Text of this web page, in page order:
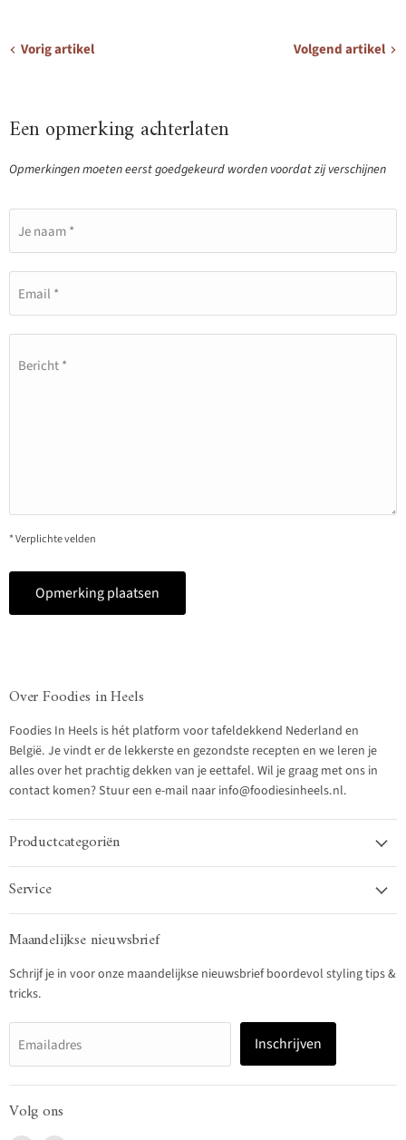
Vorig artikel Volgend artikel
Een opmerking achterlaten
Opmerkingen moeten eerst goedgekeurd worden voordat zij verschijnen
Je naam *
Email *
Bericht *
* Verplichte velden
Opmerking plaatsen
Over Foodies in Heels
Foodies In Heels is hét platform voor tafeldekkend Nederland en
België. Je vindt er de lekkerste en gezondste recepten en we leren je
alles over het prachtig dekken van je eettafel. Wil je graag met ons in
contact komen? Stuur een e-mail naar info@foodiesinheels.nl.
Productcategoriën
Service
Maandelijkse nieuwsbrief
Schrijf je in voor onze maandelijkse nieuwsbrief boordevol styling tips &
tricks.
Emailadres Inschrijven
Volg ons